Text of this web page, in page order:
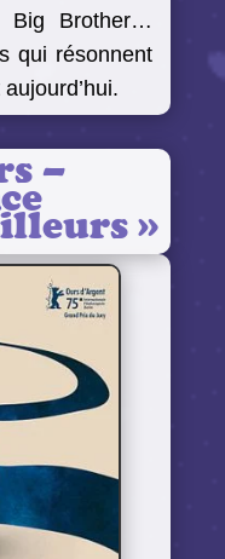
Big Brother…
qui résonnent
–
»